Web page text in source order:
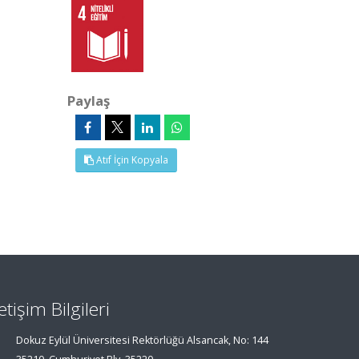
Paylaş
Atıf İçin Kopyala
Bilgileri
Dokuz Eylül Üniversitesi Rektörlüğü Alsancak, No: 144